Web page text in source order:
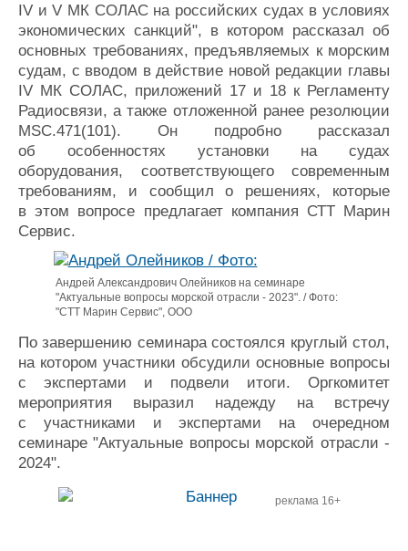
IV и V МК СОЛАС на российских судах в условиях
экономических санкций", в котором рассказал об
основных требованиях, предъявляемых к морским
судам, с вводом в действие новой редакции главы
IV МК СОЛАС, приложений 17 и 18 к Регламенту
Радиосвязи, а также отложенной ранее резолюции
MSC.471(101). Он подробно рассказал
об особенностях установки на судах
оборудования, соответствующего современным
требованиям, и сообщил о решениях, которые
в этом вопросе предлагает компания СТТ Марин
Сервис.
Андрей Александрович Олейников на семинаре
"Актуальные вопросы морской отрасли - 2023". / Фото:
"СТТ Марин Сервис", ООО
По завершению семинара состоялся круглый стол,
на котором участники обсудили основные вопросы
с экспертами и подвели итоги. Оргкомитет
мероприятия выразил надежду на встречу
с участниками и экспертами на очередном
семинаре "Актуальные вопросы морской отрасли -
2024".
реклама 16+